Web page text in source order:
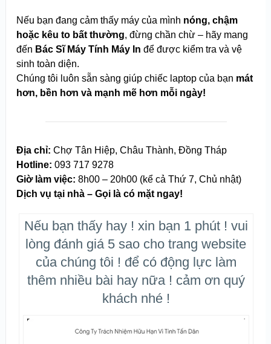
Nếu bạn đang cảm thấy máy của mình nóng, chậm
hoặc kêu to bất thường, đừng chần chừ – hãy mang
đến Bác Sĩ Máy Tính Máy In để được kiểm tra và vệ
sinh toàn diện.
Chúng tôi luôn sẵn sàng giúp chiếc laptop của bạn mát
hơn, bền hơn và mạnh mẽ hơn mỗi ngày!
Địa chỉ: Chợ Tân Hiệp, Châu Thành, Đồng Tháp
Hotline: 093 717 9278
Giờ làm việc: 8h00 – 20h00 (kể cả Thứ 7, Chủ nhật)
Dịch vụ tại nhà – Gọi là có mặt ngay!
Nếu bạn thấy hay ! xin bạn 1 phút ! vui
lòng đánh giá 5 sao cho trang website
của chúng tôi ! để có động lực làm
thêm nhiều bài hay nữa ! cảm ơn quý
khách nhé !